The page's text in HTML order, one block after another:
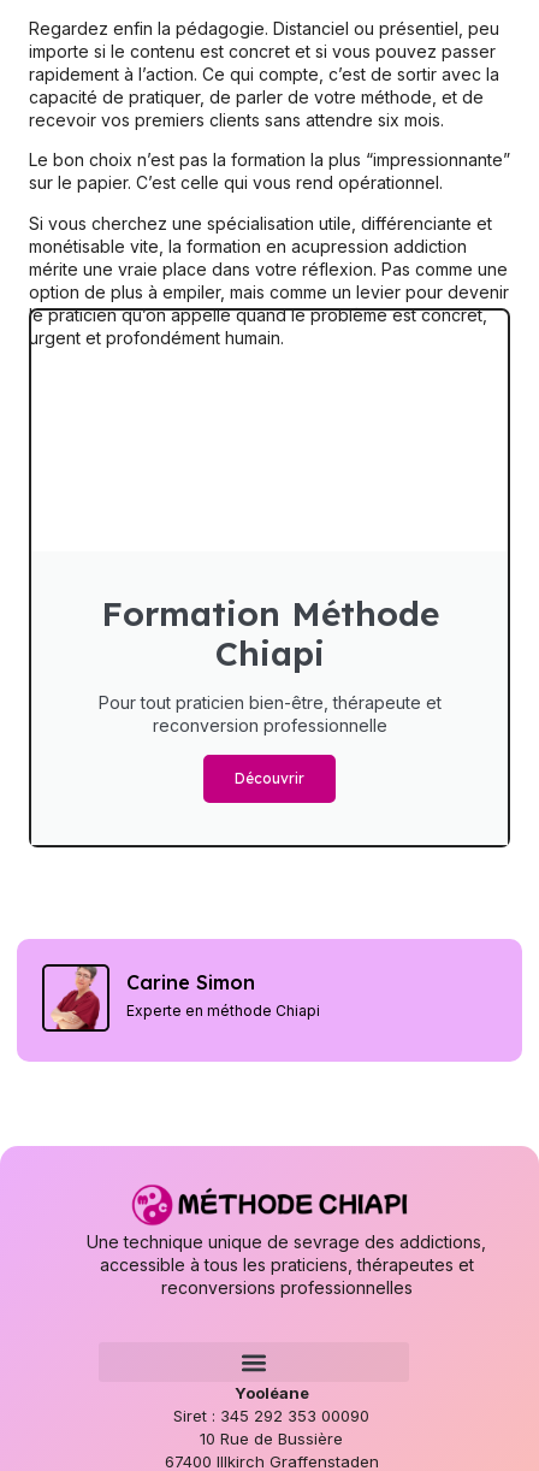
Regardez enfin la pédagogie. Distanciel ou présentiel, peu
importe si le contenu est concret et si vous pouvez passer
rapidement à l’action. Ce qui compte, c’est de sortir avec la
capacité de pratiquer, de parler de votre méthode, et de
recevoir vos premiers clients sans attendre six mois.
Le bon choix n’est pas la formation la plus “impressionnante”
sur le papier. C’est celle qui vous rend opérationnel.
Si vous cherchez une spécialisation utile, différenciante et
monétisable vite, la formation en acupression addiction
mérite une vraie place dans votre réflexion. Pas comme une
option de plus à empiler, mais comme un levier pour devenir
le praticien qu’on appelle quand le problème est concret,
urgent et profondément humain.
Formation Méthode
Chiapi
Pour tout praticien bien-être, thérapeute et
reconversion professionnelle
Découvrir
Carine Simon
Experte en méthode Chiapi
Une technique unique de sevrage des addictions,
accessible à tous les praticiens, thérapeutes et
reconversions professionnelles
Yooléane
Siret : 345 292 353 00090
10 Rue de Bussière
67400 Illkirch Graffenstaden